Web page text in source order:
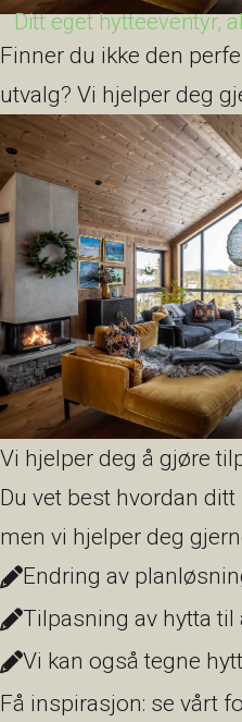
Ditt eget hytteeventyr,
Finner du ikke den
utvalg? Vi hjelper deg
Vi hjelper deg å gjøre
Du vet best hvordan
men vi hjelper deg
Endring av
Tilpasning av hytta
Vi kan også tegne
Få inspirasjon: se vårt